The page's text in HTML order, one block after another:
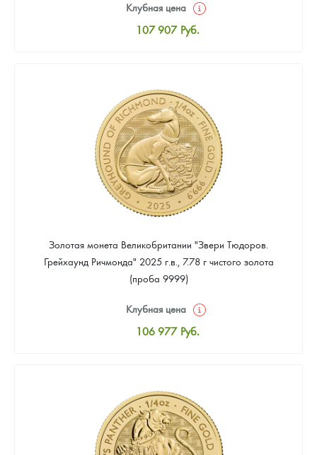
Клубная цена
107 907 Руб.
Цена выкупа
97 674 Руб.
Золотая монета Великобритании "Звери Тюдоров.
Грейхаунд Ричмонда" 2025 г.в., 7.78 г чистого золота
(проба 9999)
Клубная цена
106 977 Руб.
Цена выкупа
Звоните